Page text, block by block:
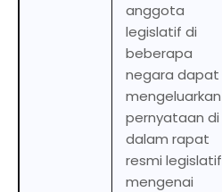
anggota
legislatif di
beberapa
negara dapat
mengeluarkan
pernyataan di
dalam rapat
resmi legislatif
mengenai